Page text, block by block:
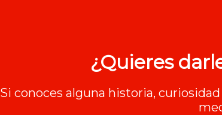
¿Quieres
Si conoces alguna historia,